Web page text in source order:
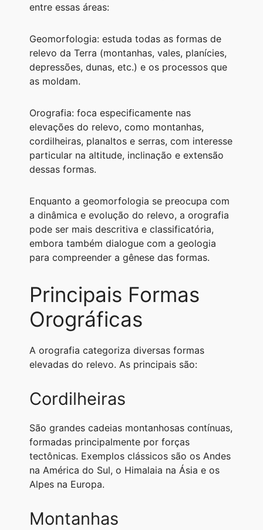
entre essas áreas:
Geomorfologia: estuda todas as formas de
relevo da Terra (montanhas, vales, planícies,
depressões, dunas, etc.) e os processos que
as moldam.
Orografia: foca especificamente nas
elevações do relevo, como montanhas,
cordilheiras, planaltos e serras, com interesse
particular na altitude, inclinação e extensão
dessas formas.
Enquanto a geomorfologia se preocupa com
a dinâmica e evolução do relevo, a orografia
pode ser mais descritiva e classificatória,
embora também dialogue com a geologia
para compreender a gênese das formas.
Principais Formas
Orográficas
A orografia categoriza diversas formas
elevadas do relevo. As principais são:
Cordilheiras
São grandes cadeias montanhosas contínuas,
formadas principalmente por forças
tectônicas. Exemplos clássicos são os Andes
na América do Sul, o Himalaia na Ásia e os
Alpes na Europa.
Montanhas